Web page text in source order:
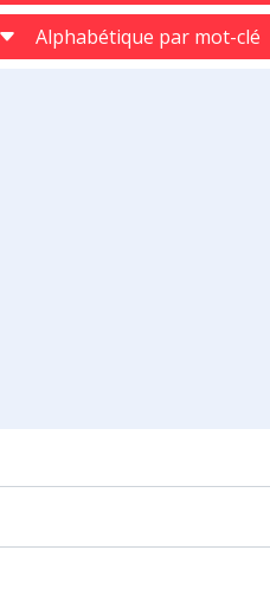
Alphabétique par mot-clé